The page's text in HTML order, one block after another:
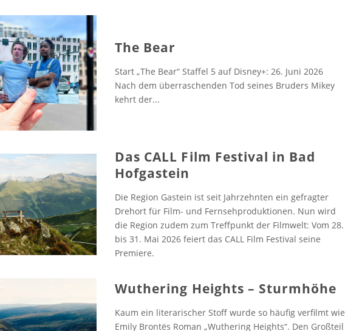
The Bear
Start „The Bear“ Staffel 5 auf Disney+: 26. Juni 2026
Nach dem überraschenden Tod seines Bruders Mikey
kehrt der...
Das CALL Film Festival in Bad
Hofgastein
Die Region Gastein ist seit Jahrzehnten ein gefragter
Drehort für Film- und Fernsehproduktionen. Nun wird
die Region zudem zum Treffpunkt der Filmwelt: Vom 28.
bis 31. Mai 2026 feiert das CALL Film Festival seine
Premiere.
Wuthering Heights – Sturmhöhe
Kaum ein literarischer Stoff wurde so häufig verfilmt wie
Emily Brontës Roman „Wuthering Heights“. Den Großteil